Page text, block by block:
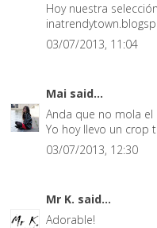
Hoy nuestra
03/07/2013, 11:04
Mai said...
Anda que no mola el
Yo hoy llevo un crop
03/07/2013, 12:30
Mr K. said...
Adorable!